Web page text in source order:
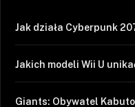
Jak działa Cyberpunk
Jakich modeli Wii U
Giants: Obywatel